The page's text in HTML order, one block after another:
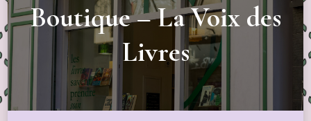
Boutique – La Voix des
Livres